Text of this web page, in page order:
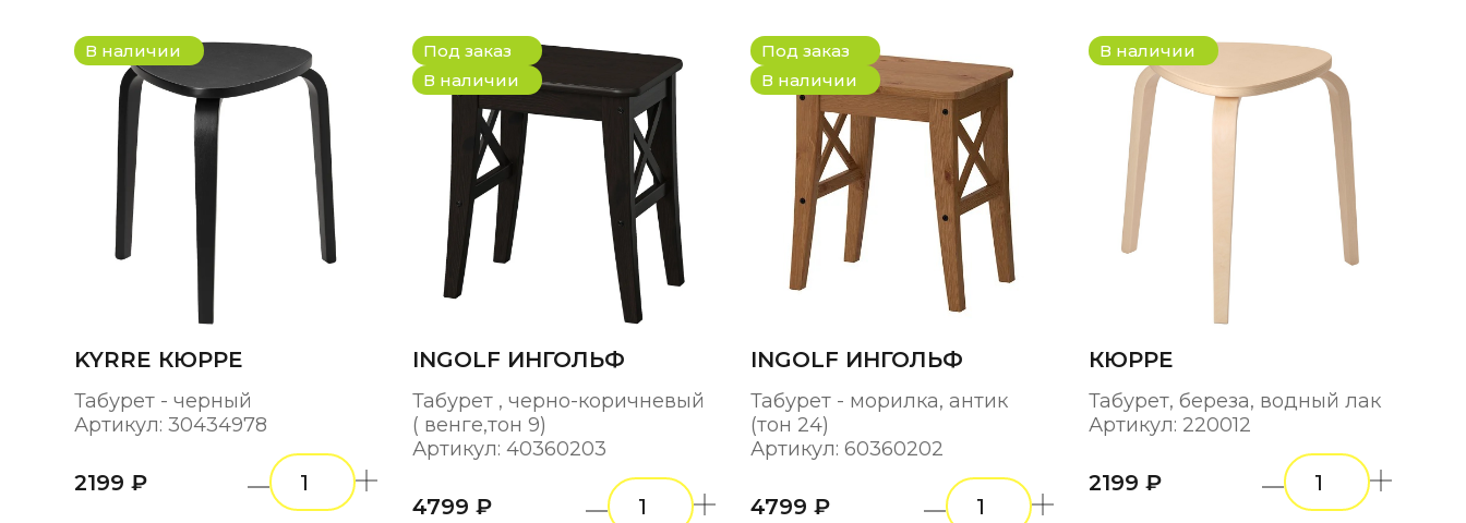
В наличии
KYRRE КЮРРЕ
Табурет - черный
Артикул: 30434978
2199 ₽
Под заказ
В наличии
INGOLF ИНГОЛЬФ
Табурет , черно-коричневый
( венге,тон 9)
Артикул: 40360203
4799 ₽
Под заказ
В наличии
INGOLF ИНГОЛЬФ
Табурет - морилка, антик
(тон 24)
Артикул: 60360202
4799 ₽
В наличии
КЮРРЕ
Табурет, береза, водный лак
Артикул: 220012
2199 ₽